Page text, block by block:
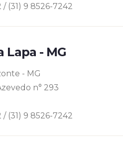
(31) 9 8526-7242
Lapa - MG
- MG
n° 293
(31) 9 8526-7242